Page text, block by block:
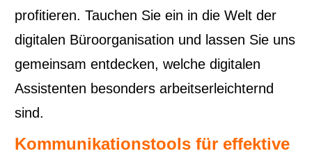
profitieren. Tauchen Sie ein in die Welt der
digitalen Büroorganisation und lassen Sie uns
gemeinsam entdecken, welche digitalen
Assistenten besonders arbeitserleichternd
sind.
Kommunikationstools für effektive